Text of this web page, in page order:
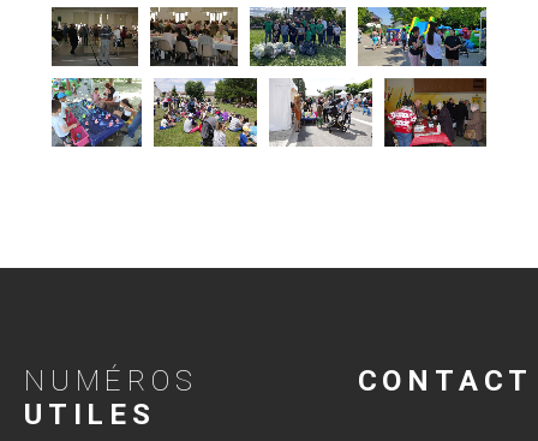
NUMÉROS
UTILES
CONTACT